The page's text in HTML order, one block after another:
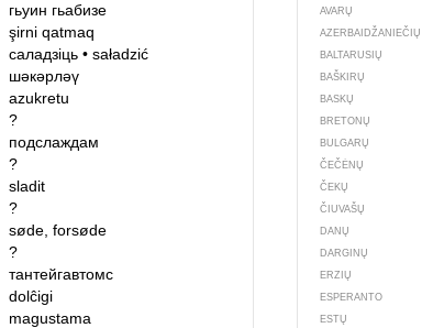
гьуин гьабизе
şirni qatmaq
саладзіць • saładzić
шәкәрләү
azukretu
?
подслаждам
?
sladit
?
søde, forsøde
?
тантейгавтомс
dolĉigi
magustama
AVARŲ
AZERBAIDŽANIEČIŲ
BALTARUSIŲ
BAŠKIRŲ
BASKŲ
BRETONŲ
BULGARŲ
ČEČĖNŲ
ČEKŲ
ČIUVAŠŲ
DANŲ
DARGINŲ
ERZIŲ
ESPERANTO
ESTŲ